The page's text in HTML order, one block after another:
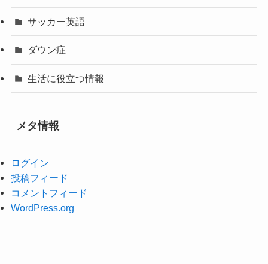
サッカー英語
ダウン症
生活に役立つ情報
メタ情報
ログイン
投稿フィード
コメントフィード
WordPress.org